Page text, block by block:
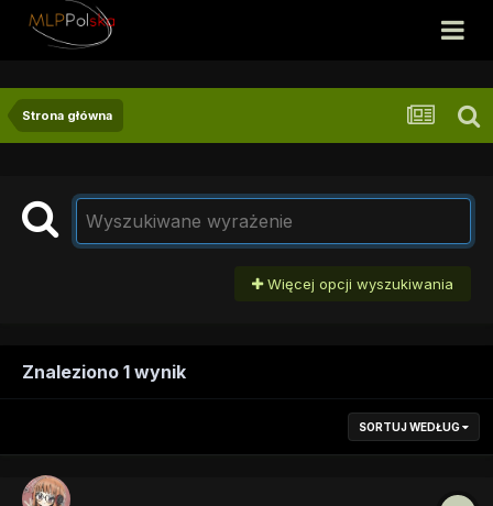
Strona główna
Więcej opcji wyszukiwania
Znaleziono 1 wynik
SORTUJ WEDŁUG